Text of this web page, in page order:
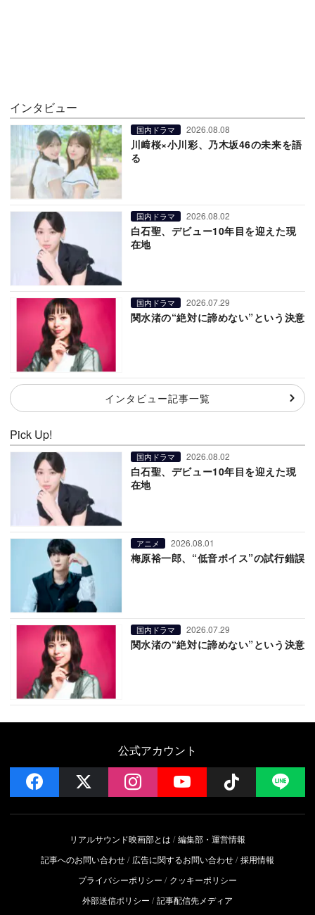
インタビュー
国内ドラマ 2026.08.08
川﨑桜×小川彩、乃木坂46の未来を語
る
国内ドラマ 2026.08.02
白石聖、デビュー10年目を迎えた現
在地
国内ドラマ 2026.07.29
関水渚の“絶対に諦めない”という決意
インタビュー記事一覧
Pick Up!
国内ドラマ 2026.08.02
白石聖、デビュー10年目を迎えた現
在地
アニメ 2026.08.01
梅原裕一郎、“低音ボイス”の試行錯誤
国内ドラマ 2026.07.29
関水渚の“絶対に諦めない”という決意
公式アカウント
facebook instagramYouTube Follow
リアルサウンド映画部とは
編集部・運営情報
記事へのお問い合わせ
広告に関するお問い合わせ 採用情報
プライバシーポリシー
クッキーポリシー
外部送信ポリシー
記事配信先メディア